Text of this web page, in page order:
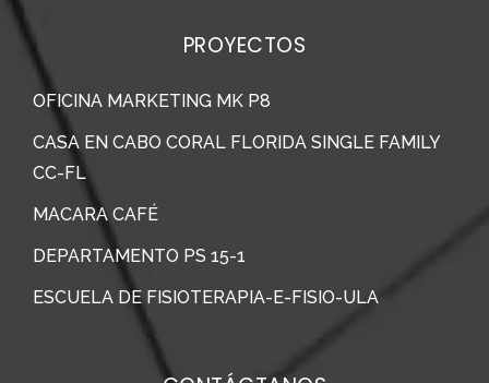
PROYECTOS
OFICINA MARKETING MK P8
CASA EN CABO CORAL FLORIDA SINGLE FAMILY
CC-FL
MACARA CAFÉ
DEPARTAMENTO PS 15-1
ESCUELA DE FISIOTERAPIA-E-FISIO-ULA